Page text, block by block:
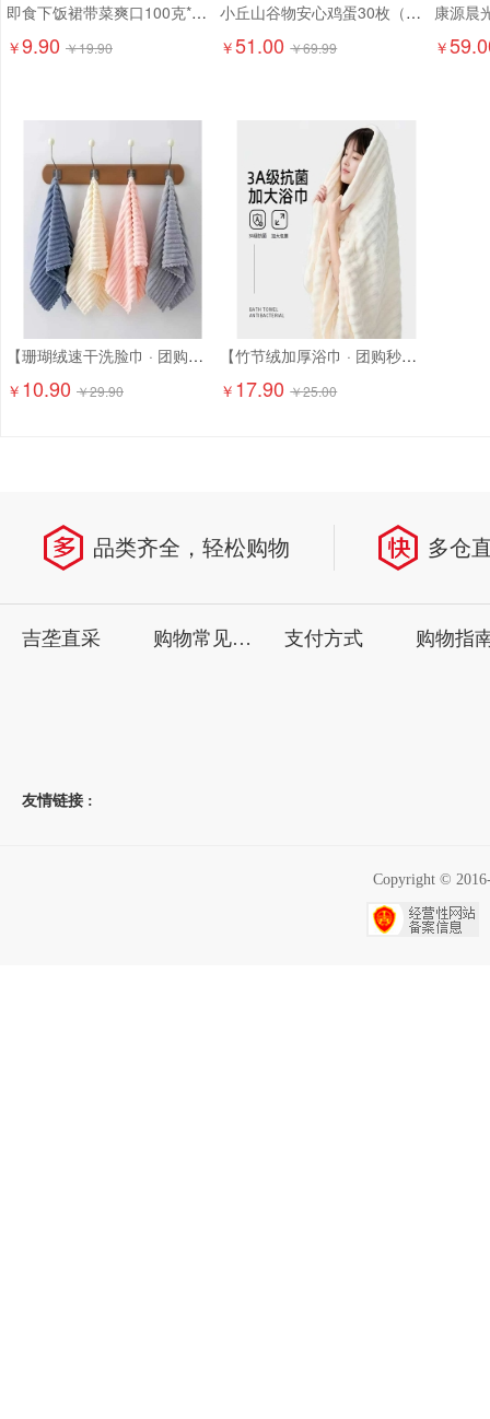
即食下饭裙带菜爽口100克*6袋9.9元精选大连海藻 日料店同款！
￥9.90 ￥19.90
小丘山谷物安心鸡蛋30枚（京东配送上门）
￥51.00 ￥69.99 ￥
【珊瑚绒速干洗脸巾 · 团购特惠】10.9元抢6条！ 超柔软珊瑚绒，吸水强、速干不闷味，洗脸/卸妆/擦手都超舒服
￥ 10.90 ￥29.90
【竹节绒加厚浴巾 · 团购秒杀】17.9元抢2条！ 成人加大加厚，吸水快、超柔软！
￥ 17.90 ￥25.00
品类齐全，轻松购物 多仓
吉垄直采 购物常见问题 支付方式 购物指
友情链接 :
Copyright ©